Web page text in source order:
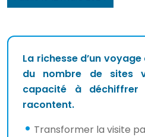
La richesse d’un
du nombre de sites
capacité à déchiffrer
racontent.
Transformer la visite